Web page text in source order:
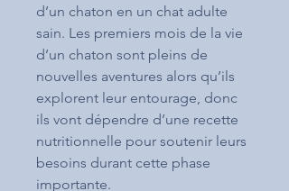
d’un chaton en un chat adulte
sain. Les premiers mois de la vie
d’un chaton sont pleins de
nouvelles aventures alors qu’ils
explorent leur entourage, donc
ils vont dépendre d’une recette
nutritionnelle pour soutenir leurs
besoins durant cette phase
importante.